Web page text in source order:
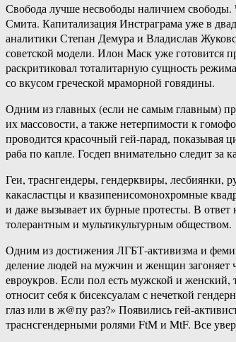
Свобода лучше несвободы наличием
Смита. Капитализация Инстраграма уже в
аналитики Степан Демура и Владислав
советской модели. Илон Маск уже готовится
раскритиковал тоталитарную сущность
со вкусом греческой мраморной говядины.
Одним из главных (если не самым главным)
их массовости, а также нетерпимости к
проводится красочный гей-парад, показывая
раба по капле. Госдеп внимательно следит
Геи, траснгендеры, гендерквиры, лесбиянки,
какасластцы и квазипенисомонохромные
и даже вызывает их бурные протесты. В
толерантным и мультикультурным обществом.
Одним из достижения ЛГБТ-активизма и
деление людей на мужчин и женщин загоняет
евроукров. Если пол есть мужской и
относит себя к бисексуалам с нечеткой
глаз или в ж@пу раз?» Появились гей-
траснсгендерными ролями FtM и MtF. Все